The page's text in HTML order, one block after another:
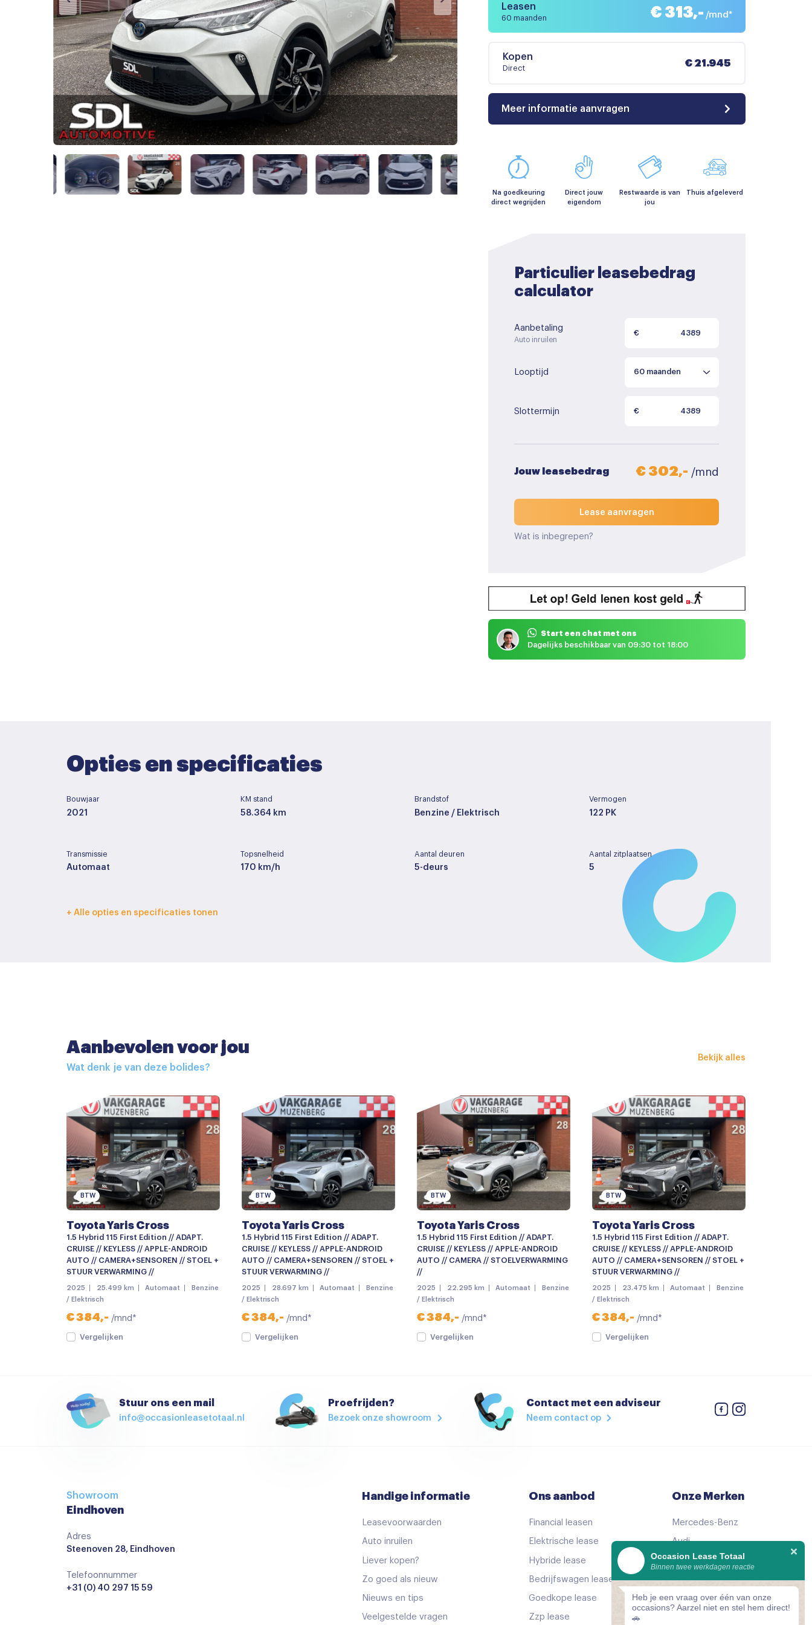
Leasen
60 maanden € 313,- /mnd*
Kopen
Direct
€ 21.945
Meer informatie aanvragen
Na goedkeuring
direct wegrijden
Direct jouw
eigendom
Restwaarde is van
jou
Thuis afgeleverd
Particulier leasebedrag
calculator
Aanbetaling
Auto inruilen
€
Looptijd
Slottermijn €
Jouw leasebedrag € 302,- /mnd
Lease aanvragen
Wat is inbegrepen?
Start een chat met ons
Dagelijks beschikbaar van 09:30 tot 18:00
Opties en specificaties
Bouwjaar
2021
KM stand
58.364 km
Brandstof
Benzine / Elektrisch
Vermogen
122 PK
Transmissie
Automaat
Topsnelheid
170 km/h
Aantal deuren
5-deurs
Aantal zitplaatsen
5
Interieurkleur Tankinhoud
Buitenspiegels elektrisch inklapbaar
Buitenspiegels verwarmbaar Bumpers in carrosseriekleur
Centrale deurvergrendeling met afstandsbediening Chroom delen exterieur
Dimlichten automatisch Elektronische remkrachtverdeling
Getint glas Grootlichtassistent
Keyless entry keyless entry
LED achterlichten LED dagrijverlichting
LED koplampen Lichtmetalen velgen 18"
Metaalkleur Mistlampen voor
mistlampen voor
Parkeersensor voor Parkeersensor voor en achter
Achteruitrijcamera Android auto
Apple carplay Bluetooth telefoonvoorbereiding
Stuurwiel multifunctioneel Achterbank in delen neerklapbaar
Airco Airco (automatisch)
Cruise control adaptief
Elektrische ramen voor
Hoofdsteunen achter
keyless start
Lederen versnellingspook Passagiersstoel in hoogte verstelbaar
Stoelverwarming
+ Alle opties en specificaties tonen
Aanbevolen voor jou
Wat denk je van deze bolides?
Bekijk alles
BTW
Toyota Yaris Cross
1.5 Hybrid 115 First Edition // ADAPT.
CRUISE // KEYLESS // APPLE-ANDROID
AUTO // CAMERA+SENSOREN // STOEL +
STUUR VERWARMING //
2025 25.499 km Automaat
Benzine
/ Elektrisch
€ 384,- /mnd*
Vergelijken
BTW
Toyota Yaris Cross
1.5 Hybrid 115 First Edition // ADAPT.
CRUISE // KEYLESS // APPLE-ANDROID
AUTO // CAMERA+SENSOREN // STOEL +
STUUR VERWARMING //
2025 28.697 km Automaat
Benzine
/ Elektrisch
€ 384,- /mnd*
Vergelijken
BTW
Toyota Yaris Cross
1.5 Hybrid 115 First Edition // ADAPT.
CRUISE // KEYLESS // APPLE-ANDROID
AUTO // CAMERA // STOELVERWARMING
//
2025 22.295 km Automaat
Benzine
/ Elektrisch
€ 384,- /mnd*
Vergelijken
BTW
Toyota Yaris Cross
1.5 Hybrid 115 First Edition // ADAPT.
CRUISE // KEYLESS // APPLE-ANDROID
AUTO // CAMERA+SENSOREN // STOEL +
STUUR VERWARMING //
2025 23.475 km Automaat
Benzine
/ Elektrisch
€ 384,- /mnd*
Vergelijken
Stuur ons een mail
info@occasionleasetotaal.nl
Proefrijden?
Bezoek onze showroom
Contact met een adviseur
Neem contact op
Showroom
Eindhoven
Adres
Steenoven 28, Eindhoven
Telefoonnummer
+31 (0) 40 297 15 59
Handige informatie
Leasevoorwaarden
Auto inruilen
Liever kopen?
Zo goed als nieuw
Nieuws en tips
Veelgestelde vragen
Ons aanbod
Financial leasen
Elektrische lease
Hybride lease
Bedrijfswagen lease
Goedkope lease
Zzp lease
Onze Merken
Mercedes-Benz
Audi
Volkswagen
KIA
Peugeot
Occasion Lease Totaal
Binnen twee werkdagen reactie
Heb je een vraag over één van onze
occasions? Aarzel niet en stel hem direct!
🚗